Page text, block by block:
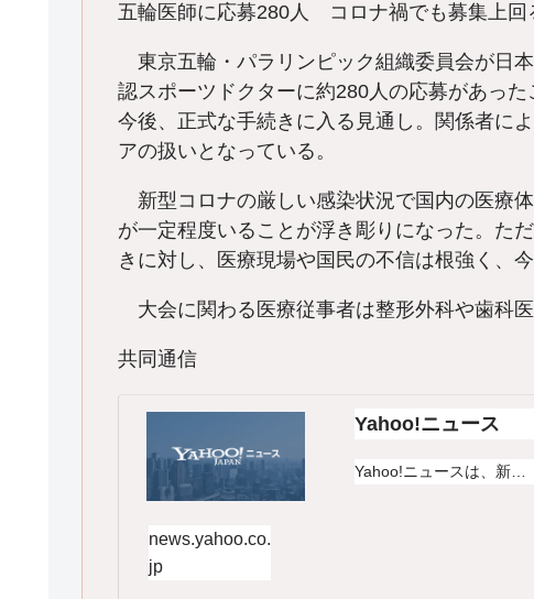
五輪医師に応募280人 コロナ禍でも募集上回
東京五輪・パラリンピック組織委員会が日
認スポーツドクターに約280人の応募があっ
今後、正式な手続きに入る見通し。関係者に
アの扱いとなっている。
新型コロナの厳しい感染状況で国内の医療
が一定程度いることが浮き彫りになった。た
きに対し、医療現場や国民の不信は根強く、
大会に関わる医療従事者は整形外科や歯科医
共同通信
Yahoo!ニュース
Yahoo!ニュースは、新…
news.yahoo.co.
jp